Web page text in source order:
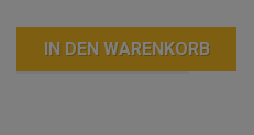
IN DEN WARENKORB